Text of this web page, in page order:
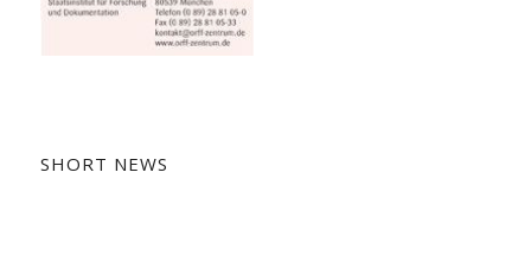
SHORT NEWS